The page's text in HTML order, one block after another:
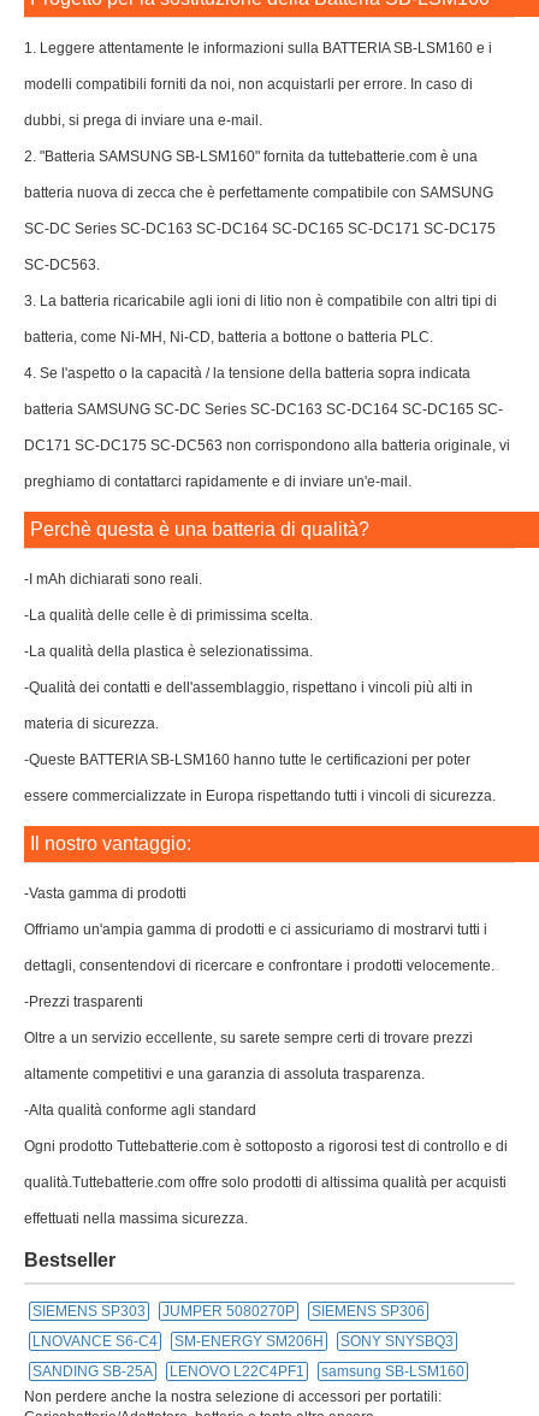
1. Leggere attentamente le informazioni sulla BATTERIA SB-LSM160 e i
modelli compatibili forniti da noi, non acquistarli per errore. In caso di
dubbi, si prega di inviare una e-mail.
2. "Batteria SAMSUNG SB-LSM160" fornita da tuttebatterie.com è una
batteria nuova di zecca che è perfettamente compatibile con SAMSUNG
SC-DC Series SC-DC163 SC-DC164 SC-DC165 SC-DC171 SC-DC175
SC-DC563.
3. La batteria ricaricabile agli ioni di litio non è compatibile con altri tipi di
batteria, come Ni-MH, Ni-CD, batteria a bottone o batteria PLC.
4. Se l'aspetto o la capacità / la tensione della batteria sopra indicata
batteria SAMSUNG SC-DC Series SC-DC163 SC-DC164 SC-DC165 SC-
DC171 SC-DC175 SC-DC563 non corrispondono alla batteria originale, vi
preghiamo di contattarci rapidamente e di inviare un'e-mail.
Perchè questa è una batteria di qualità?
-I mAh dichiarati sono reali.
-La qualità delle celle è di primissima scelta.
-La qualità della plastica è selezionatissima.
-Qualità dei contatti e dell'assemblaggio, rispettano i vincoli più alti in
materia di sicurezza.
-Queste BATTERIA SB-LSM160 hanno tutte le certificazioni per poter
essere commercializzate in Europa rispettando tutti i vincoli di sicurezza.
Il nostro vantaggio:
-Vasta gamma di prodotti
Offriamo un'ampia gamma di prodotti e ci assicuriamo di mostrarvi tutti i
dettagli, consentendovi di ricercare e confrontare i prodotti velocemente.
-Prezzi trasparenti
Oltre a un servizio eccellente, su sarete sempre certi di trovare prezzi
altamente competitivi e una garanzia di assoluta trasparenza.
-Alta qualità conforme agli standard
Ogni prodotto Tuttebatterie.com è sottoposto a rigorosi test di controllo e di
qualità.Tuttebatterie.com offre solo prodotti di altissima qualità per acquisti
effettuati nella massima sicurezza.
Bestseller
SIEMENS SP303 JUMPER 5080270P
SIEMENS SP306
LNOVANCE S6-C4
SM-ENERGY SM206H
SONY SNYSBQ3
SANDING SB-25A
LENOVO L22C4PF1
samsung SB-LSM160
Non perdere anche la nostra selezione di accessori per portatili: